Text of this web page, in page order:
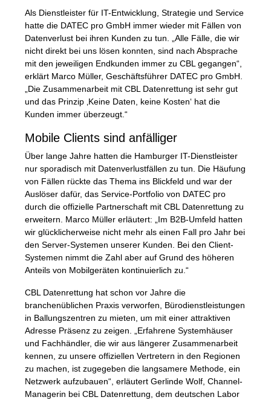
Als Dienstleister für IT-Entwicklung, Strategie und Service
hatte die DATEC pro GmbH immer wieder mit Fällen von
Datenverlust bei ihren Kunden zu tun. „Alle Fälle, die wir
nicht direkt bei uns lösen konnten, sind nach Absprache
mit den jeweiligen Endkunden immer zu CBL gegangen“,
erklärt Marco Müller, Geschäftsführer DATEC pro GmbH.
„Die Zusammenarbeit mit CBL Datenrettung ist sehr gut
und das Prinzip ‚Keine Daten, keine Kosten‘ hat die
Kunden immer überzeugt.“
Mobile Clients sind anfälliger
Über lange Jahre hatten die Hamburger IT-Dienstleister
nur sporadisch mit Datenverlustfällen zu tun. Die Häufung
von Fällen rückte das Thema ins Blickfeld und war der
Auslöser dafür, das Service-Portfolio von DATEC pro
durch die offizielle Partnerschaft mit CBL Datenrettung zu
erweitern. Marco Müller erläutert: „Im B2B-Umfeld hatten
wir glücklicherweise nicht mehr als einen Fall pro Jahr bei
den Server-Systemen unserer Kunden. Bei den Client-
Systemen nimmt die Zahl aber auf Grund des höheren
Anteils von Mobilgeräten kontinuierlich zu.“
CBL Datenrettung hat schon vor Jahre die
branchenüblichen Praxis verworfen, Bürodienstleistungen
in Ballungszentren zu mieten, um mit einer attraktiven
Adresse Präsenz zu zeigen. „Erfahrene Systemhäuser
und Fachhändler, die wir aus längerer Zusammenarbeit
kennen, zu unsere offiziellen Vertretern in den Regionen
zu machen, ist zugegeben die langsamere Methode, ein
Netzwerk aufzubauen“, erläutert Gerlinde Wolf, Channel-
Managerin bei CBL Datenrettung, dem deutschen Labor